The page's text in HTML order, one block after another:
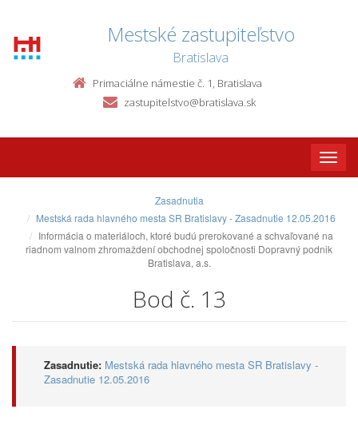
Mestské zastupiteľstvo
Bratislava
Primaciálne námestie č. 1, Bratislava
zastupitelstvo@bratislava.sk
Toggle
Zasadnutia
Mestská rada hlavného mesta SR Bratislavy - Zasadnutie 12.05.2016
Informácia o materiáloch, ktoré budú prerokované a schvaľované na
riadnom valnom zhromaždení obchodnej spoločnosti Dopravný podnik
Bratislava, a.s.
Bod č. 13
Zasadnutie: Mestská rada hlavného mesta SR Bratislavy -
Zasadnutie 12.05.2016